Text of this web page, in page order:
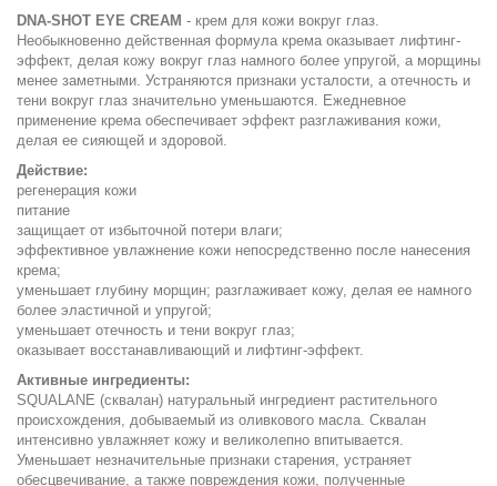
DNA-SHOT EYE CREAM - крем для кожи вокруг глаз.
Необыкновенно действенная формула крема оказывает лифтинг-
эффект, делая кожу вокруг глаз намного более упругой, а морщины
менее заметными. Устраняются признаки усталости, а отечность и
тени вокруг глаз значительно уменьшаются. Ежедневное
применение крема обеспечивает эффект разглаживания кожи,
делая ее сияющей и здоровой.
Действие:
регенерация кожи
питание
защищает от избыточной потери влаги;
эффективное увлажнение кожи непосредственно после нанесения
крема;
уменьшает глубину морщин; разглаживает кожу, делая ее намного
более эластичной и упругой;
уменьшает отечность и тени вокруг глаз;
оказывает восстанавливающий и лифтинг-эффект.
Активные ингредиенты:
SQUALANE (сквалан) натуральный ингредиент растительного
происхождения, добываемый из оливкового масла. Сквалан
интенсивно увлажняет кожу и великолепно впитывается.
Уменьшает незначительные признаки старения, устраняет
обесцвечивание, а также повреждения кожи, полученные